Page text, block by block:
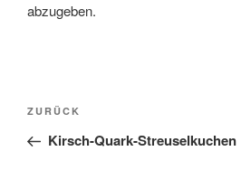
abzugeben.
Beitragsnavigation
Vorheriger
Beitrag
ZURÜCK
Kirsch-Quark-Streuselkuchen